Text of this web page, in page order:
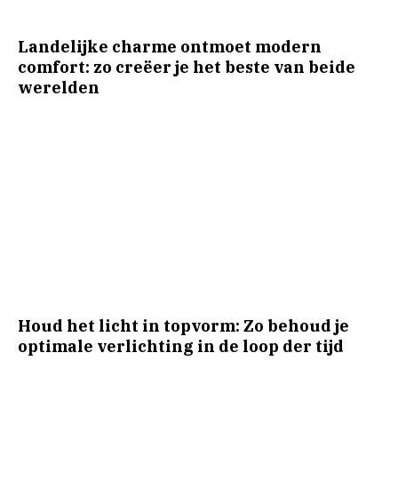
Landelijke charme ontmoet modern
comfort: zo creëer je het beste van beide
werelden
Houd het licht in topvorm: Zo behoud je
optimale verlichting in de loop der tijd